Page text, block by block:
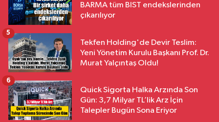
BARMA tüm BIST endekslerinden
çıkarılıyor
Tekfen Holding'de Devir Teslim:
Yeni Yönetim Kurulu Başkanı Prof. Dr.
Murat Yalçıntaş Oldu!
5
Quick Sigorta Halka Arzında Son
Gün: 3,7 Milyar TL’lik Arz İçin
Talepler Bugün Sona Eriyor
6